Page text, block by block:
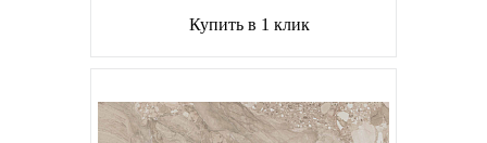
Купить в 1 клик